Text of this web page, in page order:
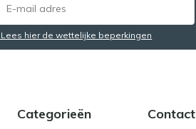
hier de wettelijke beperkingen
Categorieën Contact